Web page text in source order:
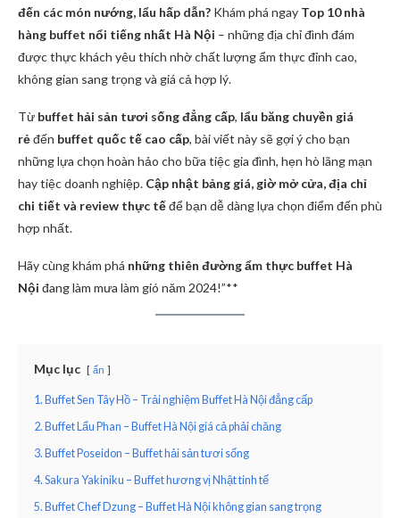
đến các món nướng, lẩu hấp dẫn? Khám phá ngay Top 10 nhà
hàng buffet nổi tiếng nhất Hà Nội – những địa chỉ đình đám
được thực khách yêu thích nhờ chất lượng ẩm thực đỉnh cao,
không gian sang trọng và giá cả hợp lý.
Từ buffet hải sản tươi sống đẳng cấp, lẩu băng chuyền giá
rẻđến buffet quốc tế cao cấp, bài viết này sẽ gợi ý cho bạn
những lựa chọn hoàn hảo cho bữa tiệc gia đình, hẹn hò lãng mạn
hay tiệc doanh nghiệp. Cập nhật bảng giá, giờ mở cửa, địa chỉ
chi tiết và review thực tếđể bạn dễ dàng lựa chọn điểm đến phù
hợp nhất.
Hãy cùng khám phá những thiên đường ẩm thực buffet Hà
Nội đang làm mưa làm gió năm 2024!”**
Mục lục ẩn
1. Buffet Sen Tây Hồ – Trải nghiệm Buffet Hà Nội đẳng cấp
2. Buffet Lẩu Phan – Buffet Hà Nội giá cả phải chăng
3. Buffet Poseidon – Buffet hải sản tươi sống
4. Sakura Yakiniku – Buffet hương vị Nhật tinh tế
5. Buffet Chef Dzung – Buffet Hà Nội không gian sang trọng